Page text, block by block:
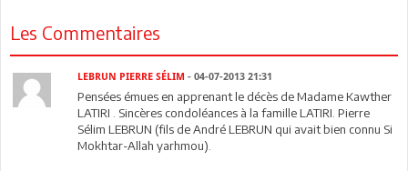
Les Commentaires
LEBRUN PIERRE SÉLIM - 04-07-2013 21:31
Pensées émues en apprenant le décès de Madame Kawther
LATIRI . Sincères condoléances à la famille LATIRI. Pierre
Sélim LEBRUN (fils de André LEBRUN qui avait bien connu Si
Mokhtar-Allah yarhmou).